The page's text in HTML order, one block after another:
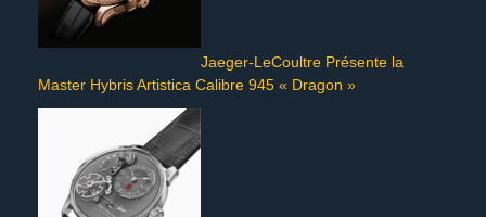
Jaeger-LeCoultre Présente la
Master Hybris Artistica Calibre 945 « Dragon »